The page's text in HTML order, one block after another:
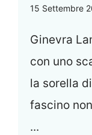
15 Settembre
Ginevra
con uno
la sorella
fascino
...